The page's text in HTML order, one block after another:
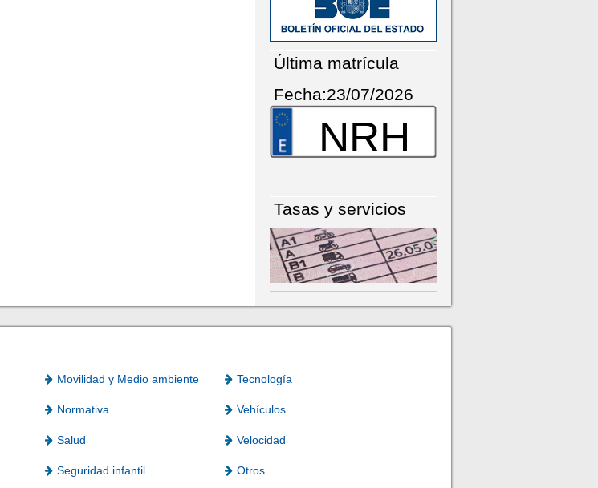
Última matrícula
Fecha:23/07/2026
NRH
Tasas y servicios
Movilidad y Medio ambiente Tecnología
Normativa Vehículos
Salud Velocidad
Seguridad infantil Otros